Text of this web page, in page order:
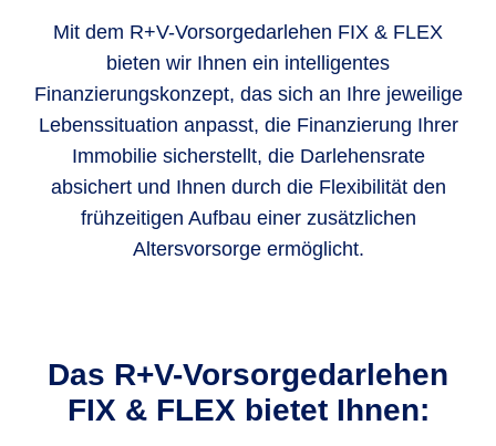
Mit dem R+V-Vorsorgedarlehen FIX & FLEX
bieten wir Ihnen ein intelligentes
Finanzierungskonzept, das sich an Ihre jeweilige
Lebenssituation anpasst, die Finanzierung Ihrer
Immobilie sicherstellt, die Darlehensrate
absichert und Ihnen durch die Flexibilität den
frühzeitigen Aufbau einer zusätzlichen
Altersvorsorge ermöglicht.
Das R+V-Vorsorgedarlehen
FIX & FLEX bietet Ihnen: